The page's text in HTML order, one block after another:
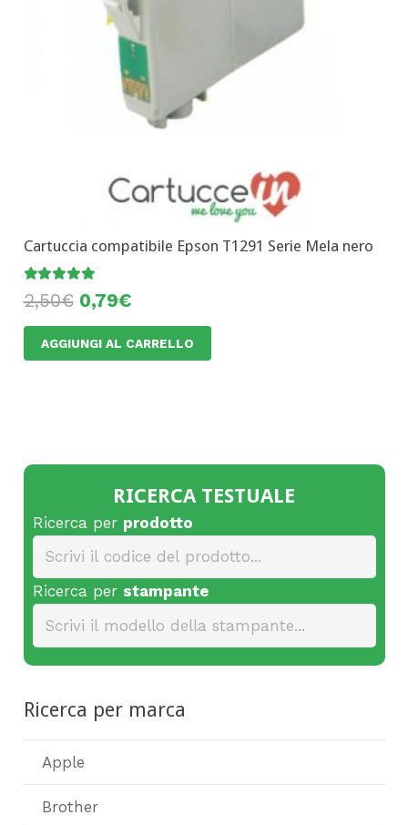
Cartuccia compatibile Epson T1291 Serie Mela nero
Valutato
2,50€ 0,79€
AGGIUNGI AL CARRELLO
RICERCA TESTUALE
Ricerca per prodotto
Ricerca per stampante
Ricerca per marca
Apple
Brother